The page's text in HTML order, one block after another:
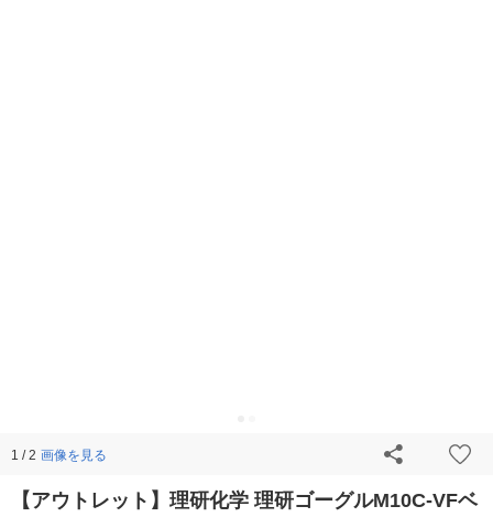
1 / 2 画像を見る
【アウトレット】理研化学 理研ゴーグルM10C-VFベ